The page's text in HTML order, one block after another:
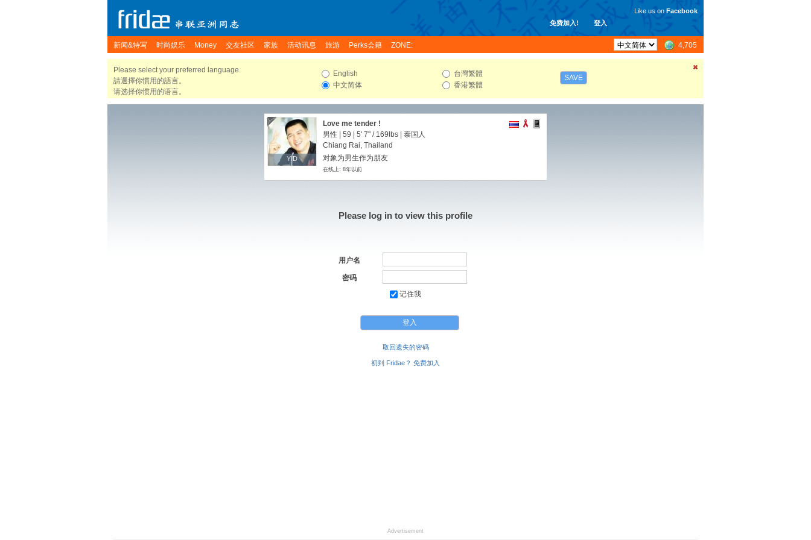
免费加入! 登入
Like us on Facebook
新闻&特写 时尚娱乐 Money 交友社区 家族 活动讯息 旅游 Perks会籍 ZONE: 4,705
Please select your preferred language.
請選擇你慣用的語言。
请选择你惯用的语言。
English
中文简体
台灣繁體
香港繁體
SAVE
YID
YID
Love me tender !
男性 | 59 | 5' 7" / 169lbs | 泰国人
Chiang Rai, Thailand
对象为男生作为朋友
在线上: 8年以前
Please log in to view this profile
用户名
密码
记住我
取回遗失的密码
初到 Fridae？ 免费加入
Advertisement